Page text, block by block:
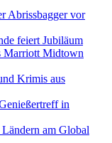
Abrissbagger vor
feiert Jubiläum
Marriott Midtown
Krimis aus
in
am Global